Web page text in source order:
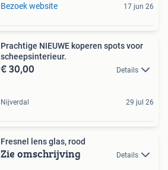
Bezoek website 17 jun 26
Prachtige NIEUWE koperen spots voor
scheepsinterieur.
€ 30,00 Details
Nijverdal 29 jul 26
Fresnel lens glas, rood
Zie omschrijving Details